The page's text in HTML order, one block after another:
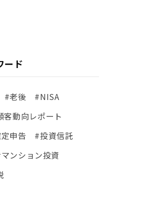
ード
#老後
#NISA
客動向レポート
申告
#投資信託
ンション投資